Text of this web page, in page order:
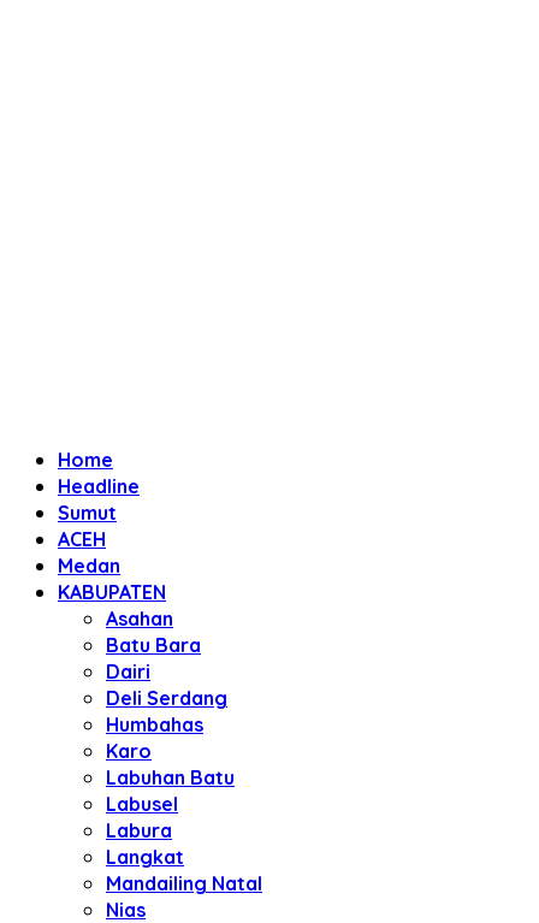
Home
Headline
Sumut
ACEH
Medan
KABUPATEN
Asahan
Batu Bara
Dairi
Deli Serdang
Humbahas
Karo
Labuhan Batu
Labusel
Labura
Langkat
Mandailing Natal
Nias